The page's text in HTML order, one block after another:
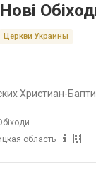
Нові
Церкви Украины
Христиан-
область